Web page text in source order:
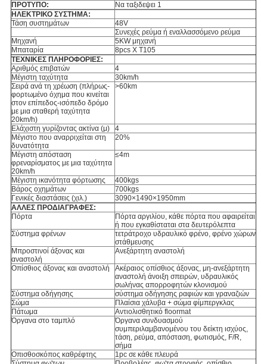
ΠΡΟΤΥΠΟ:
Να ταξιδεψει 1
ΗΛΕΚΤΡΙΚΟ ΣΥΣΤΗΜΑ:
Τάση συστημάτων
48V
Συνεχές ρεύμα ή εναλλασσόμενο ρεύμα
Μηχανή
5KW μηχανή
Μπαταρία
8pcs Χ T105
ΤΕΧΝΙΚΕΣ ΠΛΗΡΟΦΟΡΙΕΣ:
Αριθμός επιβατών
4
Μέγιστη ταχύτητα
30km/h
Σειρά ανά τη χρέωση (πλήρως-
φορτωμένο όχημα που κινείται
στον επίπεδος-ισόπεδο δρόμο
με μια σταθερή ταχύτητα
20km/h)
>60km
Ελάχιστη γυρίζοντας ακτίνα (μ)
4
Μέγιστο που αναρριχείται στη
δυνατότητα
20%
Μέγιστη απόσταση
φρεναρίσματος με μια ταχύτητα
20km/h
≤4m
Μέγιστη ικανότητα φόρτωσης
400kgs
Βάρος οχημάτων
700kgs
Γενικές διαστάσεις (χιλ.)
3090×1490×1950mm
ΑΛΛΕΣ ΠΡΟΔΙΑΓΡΑΦΕΣ:
Πόρτα
Πόρτα αργιλίου, κάθε πόρτα που αφαιρείται
ή που εγκαθίσταται στα δευτερόλεπτα
Σύστημα φρένων
τετράτροχο υδραυλικό φρένο, φρένο χώρων
στάθμευσης
Μπροστινοί άξονας και
αναστολή
Ανεξάρτητη αναστολή
Οπίσθιος άξονας και αναστολή
Ακέραιος οπίσθιος άξονας, μη-ανεξάρτητη
αναστολή άνοιξη σπειρών, υδραυλικός
σωλήνας απορροφητών κλονισμού
Σύστημα οδήγησης
σύστημα οδήγησης ραφιών και γραναζιών
Σώμα
Πλαίσια χάλυβα + σώμα φίμπεργκλας
Πάτωμα
Αντιολισθητικό floormat
Όργανα στο ταμπλό
Όργανα συνδυασμού
συμπεριλαμβανομένου του δείκτη ισχύος,
τάση, ρεύμα, απόσταση, φωτισμός, F/R,
σήμα
Οπισθοσκόπος καθρέφτης
1pc σε κάθε πλευρά